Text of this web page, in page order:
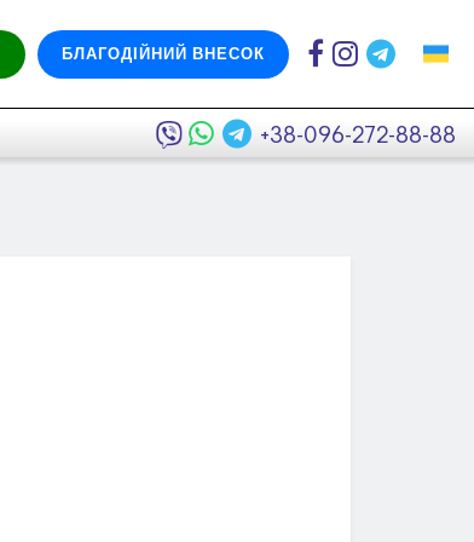
БЛАГОДІЙНИЙ ВНЕСОК
+38-096-272-88-88